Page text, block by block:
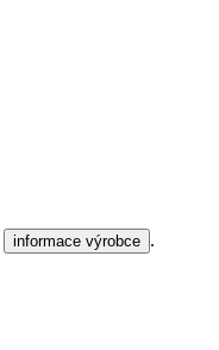
informace výrobce .